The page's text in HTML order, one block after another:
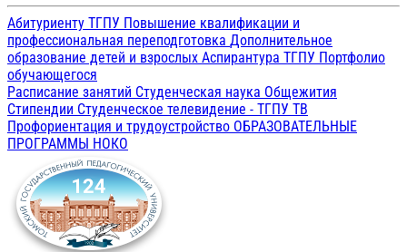
Абитуриенту ТГПУ Повышение квалификации и
профессиональная переподготовка Дополнительное
образование детей и взрослых Аспирантура ТГПУ Портфолио
обучающегося
Расписание занятий Студенческая наука Общежития
Стипендии Студенческое телевидение - ТГПУ ТВ
Профориентация и трудоустройство ОБРАЗОВАТЕЛЬНЫЕ
ПРОГРАММЫ НОКО